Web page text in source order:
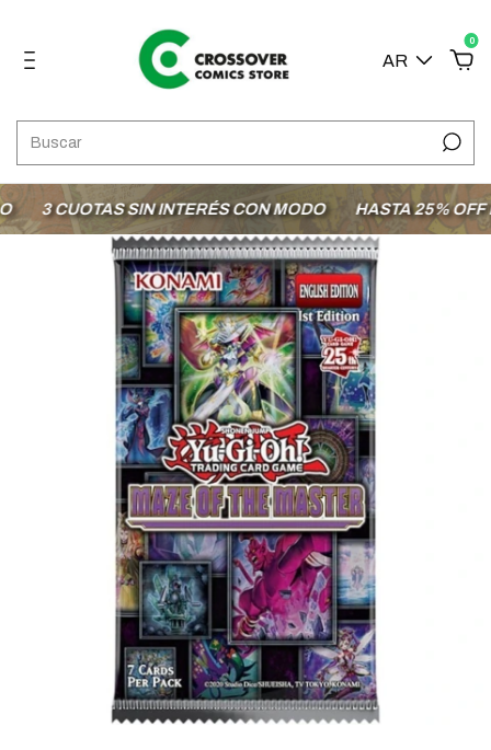
AR
0
3 CUOTAS SIN INTERÉS CON MODO HASTA 25% OFF